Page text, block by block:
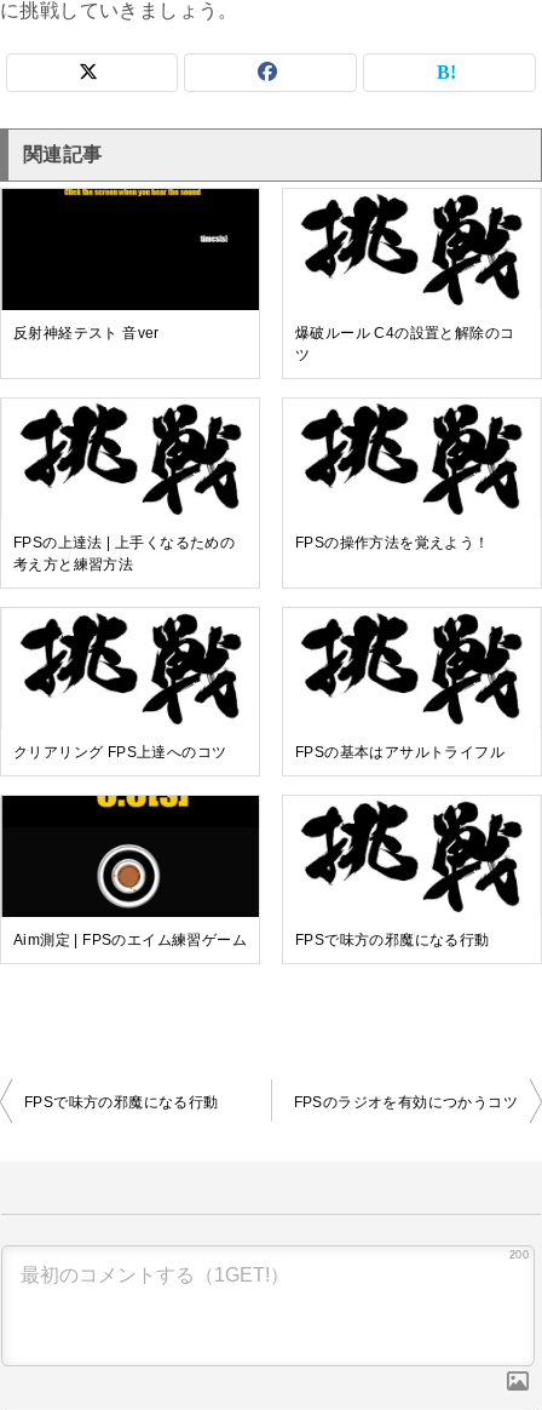
に挑戦していきましょう。
関連記事
反射神経テスト 音ver
爆破ルール C4の設置と解除のコ
ツ
FPSの上達法 | 上手くなるための
考え方と練習方法
FPSの操作方法を覚えよう！
クリアリング FPS上達へのコツ FPSの基本はアサルトライフル
Aim測定 | FPSのエイム練習ゲーム FPSで味方の邪魔になる行動
投
稿
シ
FPSで味方の邪魔になる行動 FPSのラジオを有効につかうコツ
200